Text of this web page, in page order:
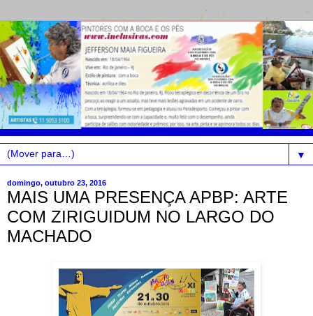
▼
domingo, outubro 23, 2016
MAIS UMA PRESENÇA APBP: ARTE
COM ZIRIGUIDUM NO LARGO DO
MACHADO